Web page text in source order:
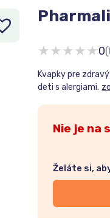
★★★★★0
Kvapky pre
deti s alergiami.
Nie je na
Želáte si,